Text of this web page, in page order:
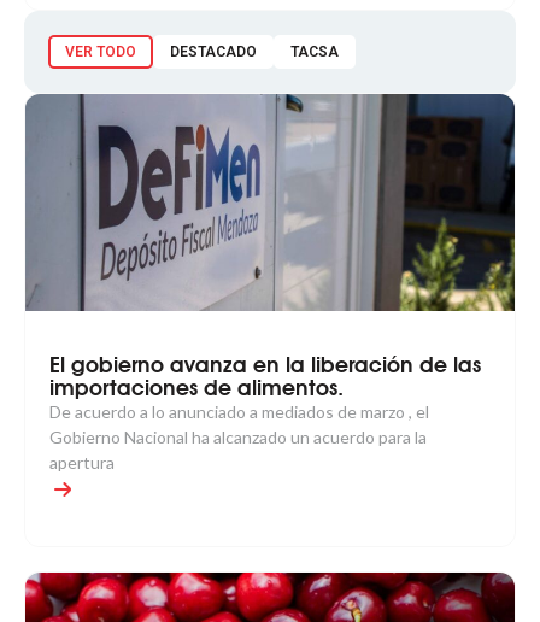
DESTACADO TACSA
VER TODO
El gobierno avanza en la liberación de las
importaciones de alimentos.
De acuerdo a lo anunciado a mediados de marzo , el
Gobierno Nacional ha alcanzado un acuerdo para la
apertura